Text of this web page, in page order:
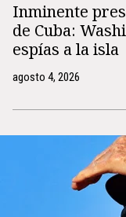
Inminente
de Cuba:
espías a la isla
agosto 4, 2026